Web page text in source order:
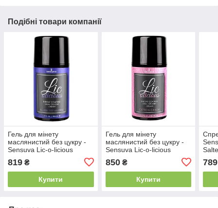
Подібні товари компанії
Гель для мінету
маслянистий без цукру -
Sensuva Lic-o-licious
819 ₴
Купити
Гель для мінету
маслянистий без цукру -
Sensuva Lic-o-licious
850₴
Купити
789